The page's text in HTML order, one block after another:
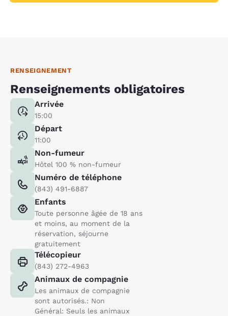
RENSEIGNEMENT
Renseignements obligatoires
Arrivée
15:00
Départ
11:00
Non-fumeur
Hôtel 100 % non-fumeur
Numéro de téléphone
(843) 491-6887
Enfants
Toute personne âgée de 18 ans
et moins, au moment de la
réservation, séjourne
gratuitement
Télécopieur
(843) 272-4963
Animaux de compagnie
Les animaux de compagnie
sont autorisés.: Non
Général: Seuls les animaux